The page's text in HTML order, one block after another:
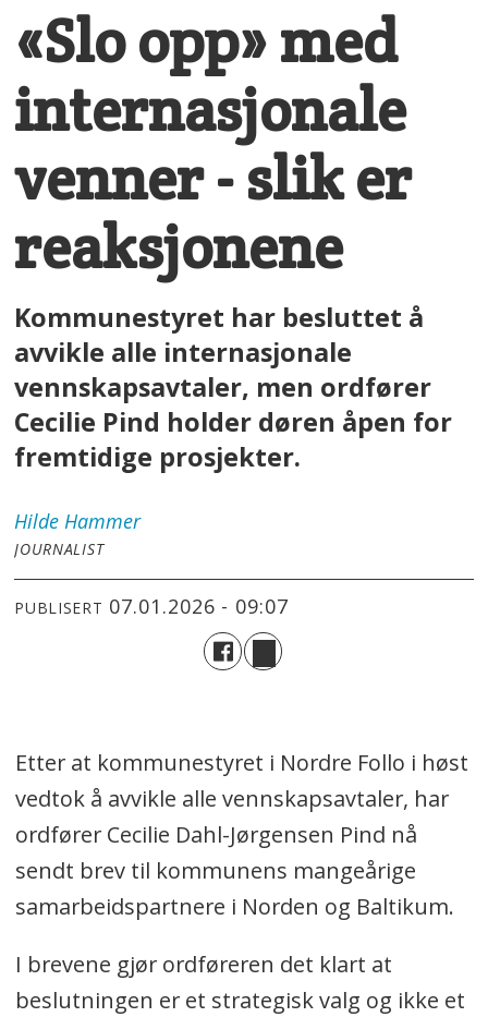
«Slo opp» med
internasjonale
venner - slik er
reaksjonene
Kommunestyret har besluttet å
avvikle alle internasjonale
vennskapsavtaler, men ordfører
Cecilie Pind holder døren åpen for
fremtidige prosjekter.
Hilde Hammer
JOURNALIST
PUBLISERT 07.01.2026 - 09:07
Etter at kommunestyret i Nordre Follo i høst
vedtok å avvikle alle vennskapsavtaler, har
ordfører Cecilie Dahl-Jørgensen Pind nå
sendt brev til kommunens mangeårige
samarbeidspartnere i Norden og Baltikum.
I brevene gjør ordføreren det klart at
beslutningen er et strategisk valg og ikke et